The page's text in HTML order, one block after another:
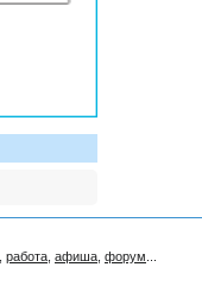
работа афиша форум